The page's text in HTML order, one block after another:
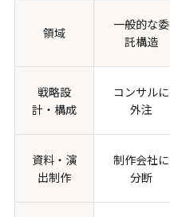
領域
一般的な委
託構造
戦略設
計・構成
コンサルに
外注
資料・演
出制作
制作会社に
分断